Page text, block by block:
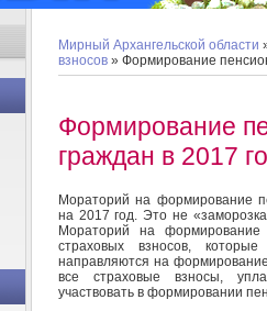
Мирный Архангельской области
взносов » Формирование
Формирование
граждан в 2017
Мораторий на формирование
на 2017 год. Это не
Мораторий на
страховых взносов,
направляются на
все страховые взносы,
участвовать в формировании